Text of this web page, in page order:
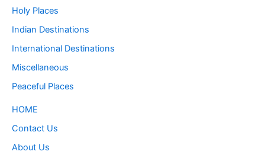
Holy Places
Indian Destinations
International Destinations
Miscellaneous
Peaceful Places
HOME
Contact Us
About Us